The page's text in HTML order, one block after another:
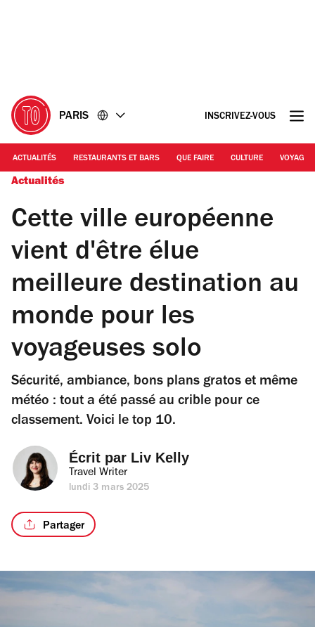
PARIS INSCRIVEZ-VOUS
ACTUALITÉS RESTAURANTS ET BARS QUE FAIRE CULTURE VOYAGE
Actualités
Cette ville européenne
vient d'être élue
meilleure destination au
monde pour les
voyageuses solo
Sécurité, ambiance, bons plans gratos et même
météo : tout a été passé au crible pour ce
classement. Voici le top 10.
Écrit par Liv Kelly
Travel Writer
lundi 3 mars 2025
Partager